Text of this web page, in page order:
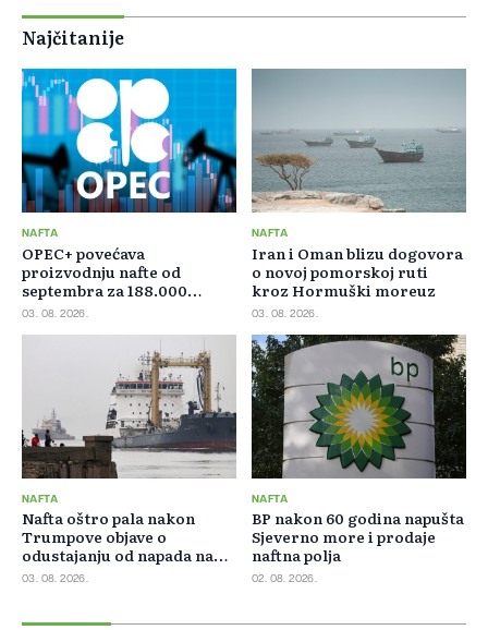
Najčitanije
NAFTA
OPEC+ povećava
proizvodnju nafte od
septembra za 188.000
barela dnevno
03. 08. 2026.
NAFTA
Iran i Oman blizu dogovora
o novoj pomorskoj ruti
kroz Hormuški moreuz
03. 08. 2026.
NAFTA
Nafta oštro pala nakon
Trumpove objave o
odustajanju od napada na
Iran
03. 08. 2026.
NAFTA
BP nakon 60 godina napušta
Sjeverno more i prodaje
naftna polja
02. 08. 2026.